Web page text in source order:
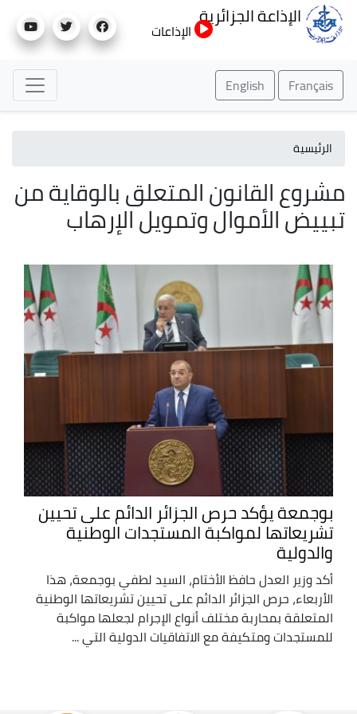
إلى
الإذاعة الجزائرية
الإذاعات
Français
English
الرئيسية
مشروع القانون المتعلق بالوقاية من
تبييض الأموال وتمويل الإرهاب
بوجمعة يؤكد حرص الجزائر الدائم على تحيين
تشريعاتها لمواكبة المستجدات الوطنية
والدولية
أكد وزير العدل حافظ الأختام، السيد لطفي بوجمعة، هذا
الأربعاء، حرص الجزائر الدائم على تحيين تشريعاتها الوطنية
المتعلقة بمحاربة مختلف أنواع الإجرام لجعلها مواكبة
للمستجدات ومتكيفة مع الاتفاقيات الدولية التي ...